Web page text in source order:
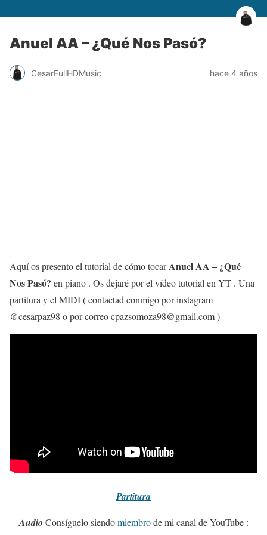
Anuel AA – ¿Qué Nos Pasó?
CesarFullHDMusic hace 4 años
Aquí os presento el tutorial de cómo tocarAnuel AA – ¿Qué
Nos Pasó? en piano . Os dejaré por el vídeo tutorial en YT . Una
partitura y el MIDI ( contactad conmigo por instagram
@cesarpaz98 o por correo cpazsomoza98@gmail.com )
Partitura
Audio Consíguelo siendomiembrode mi canal de YouTube :